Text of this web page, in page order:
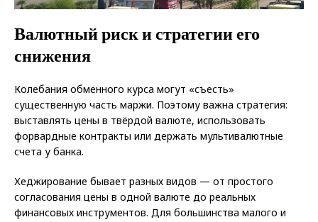
Валютный риск и стратегии его
снижения
Колебания обменного курса могут «съесть»
существенную часть маржи. Поэтому важна стратегия:
выставлять цены в твёрдой валюте, использовать
форвардные контракты или держать мультивалютные
счета у банка.
Хеджирование бывает разных видов — от простого
согласования цены в одной валюте до реальных
финансовых инструментов. Для большинства малого и